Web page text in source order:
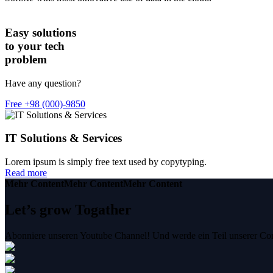
Easy solutions
to your tech
problem
Have any question?
Free +98 (000)-9850
IT Solutions & Services
Lorem ipsum is simply free text used by copytyping.
Read more
Mehr ContentMehr ContentMehr Content
Let’s grow Togather
Abonniere unseren Youtube Channel! Und werde ein Teil unserer